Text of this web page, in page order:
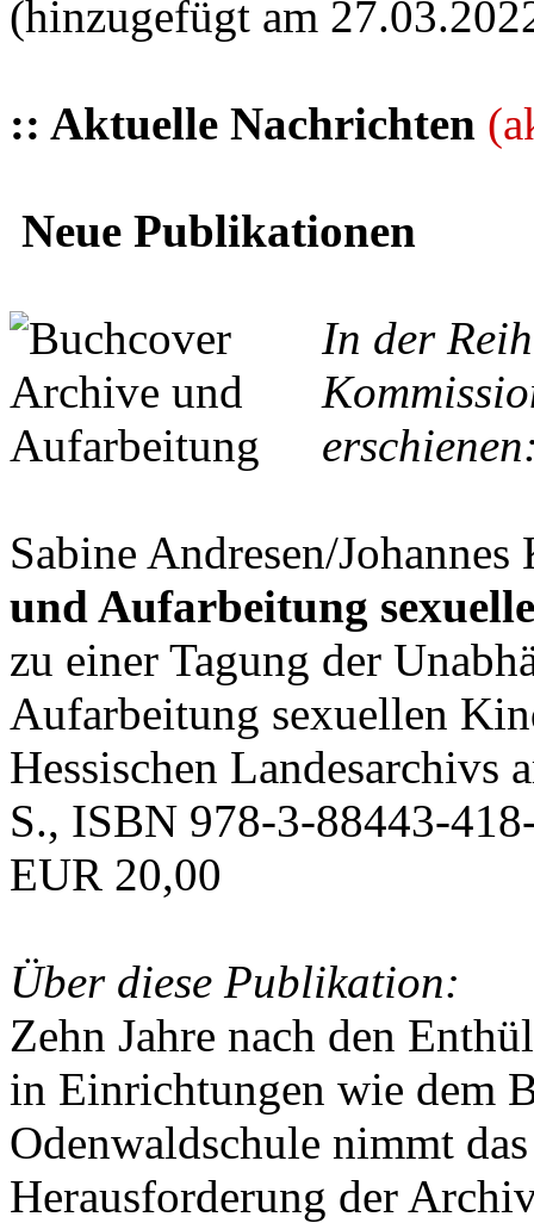
(hinzugefügt am
:: Aktuelle Nachrichten
Neue Publikationen
In der
Sabine Andresen/
und Aufarbeitung
zu einer Tagung der
Aufarbeitung sexuellen
Hessischen Landesarchivs
S., ISBN 978-3-88443-
EUR 20,00
Über diese Publikation:
Zehn Jahre nach den
in Einrichtungen wie dem
Odenwaldschule nimmt
Herausforderung der